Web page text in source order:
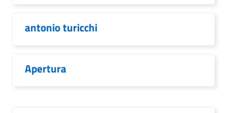
antonio turicchi
Apertura